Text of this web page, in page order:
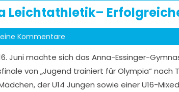
Leichtathletik–
Kommentare
Juni machte sich das Anna-Essinger-
von „Jugend trainiert für Olympia“
der U14 Jungen sowie einer U16-